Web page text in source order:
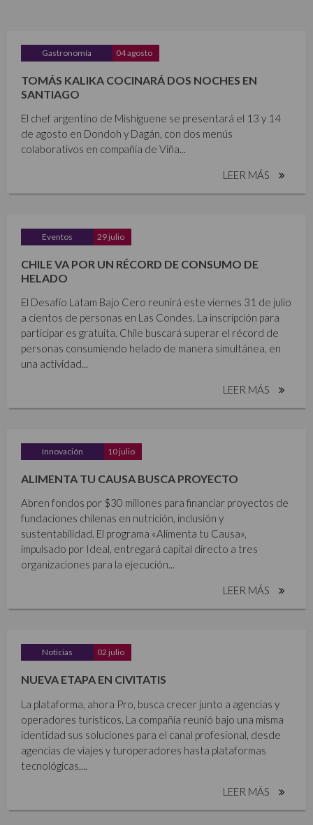
Gastronomía 04 agosto
TOMÁS KALIKA COCINARÁ DOS NOCHES EN
SANTIAGO
El chef argentino de Mishiguene se presentará el 13 y 14
de agosto en Dondoh y Dagán, con dos menús
colaborativos en compañía de Viña...
LEER MÁS
Eventos 29 julio
CHILE VA POR UN RÉCORD DE CONSUMO DE
HELADO
El Desafío Latam Bajo Cero reunirá este viernes 31 de julio
a cientos de personas en Las Condes. La inscripción para
participar es gratuita. Chile buscará superar el récord de
personas consumiendo helado de manera simultánea, en
una actividad...
LEER MÁS
Innovación 10 julio
ALIMENTA TU CAUSA BUSCA PROYECTO
Abren fondos por $30 millones para financiar proyectos de
fundaciones chilenas en nutrición, inclusión y
sustentabilidad. El programa «Alimenta tu Causa»,
impulsado por Ideal, entregará capital directo a tres
organizaciones para la ejecución...
LEER MÁS
Noticias 02 julio
NUEVA ETAPA EN CIVITATIS
La plataforma, ahora Pro, busca crecer junto a agencias y
operadores turísticos. La compañía reunió bajo una misma
identidad sus soluciones para el canal profesional, desde
agencias de viajes y turoperadores hasta plataformas
tecnológicas,...
LEER MÁS